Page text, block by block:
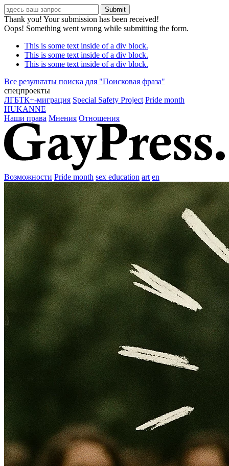
Thank you! Your submission has been received!
Oops! Something went wrong while submitting the form.
This is some text inside of a div block.
This is some text inside of a div block.
This is some text inside of a div block.
Все результаты поиска для "Поисковая фраза"
спецпроекты
ЛГБТК+-миграция Special Safety Project Pride month
HUKANNE
Наши права Мнения Отношения
Возможности Pride month sex education art en